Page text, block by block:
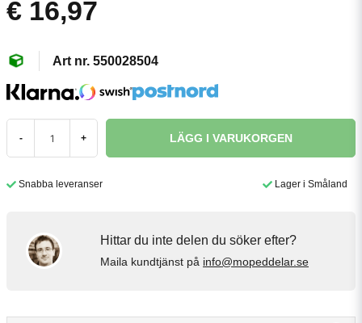
€ 16,97
550028504
- + LÄGG I VARUKORGEN
Snabba leveranser Lager i Småland
Hittar du inte delen du söker efter?
Maila kundtjänst på info@mopeddelar.se